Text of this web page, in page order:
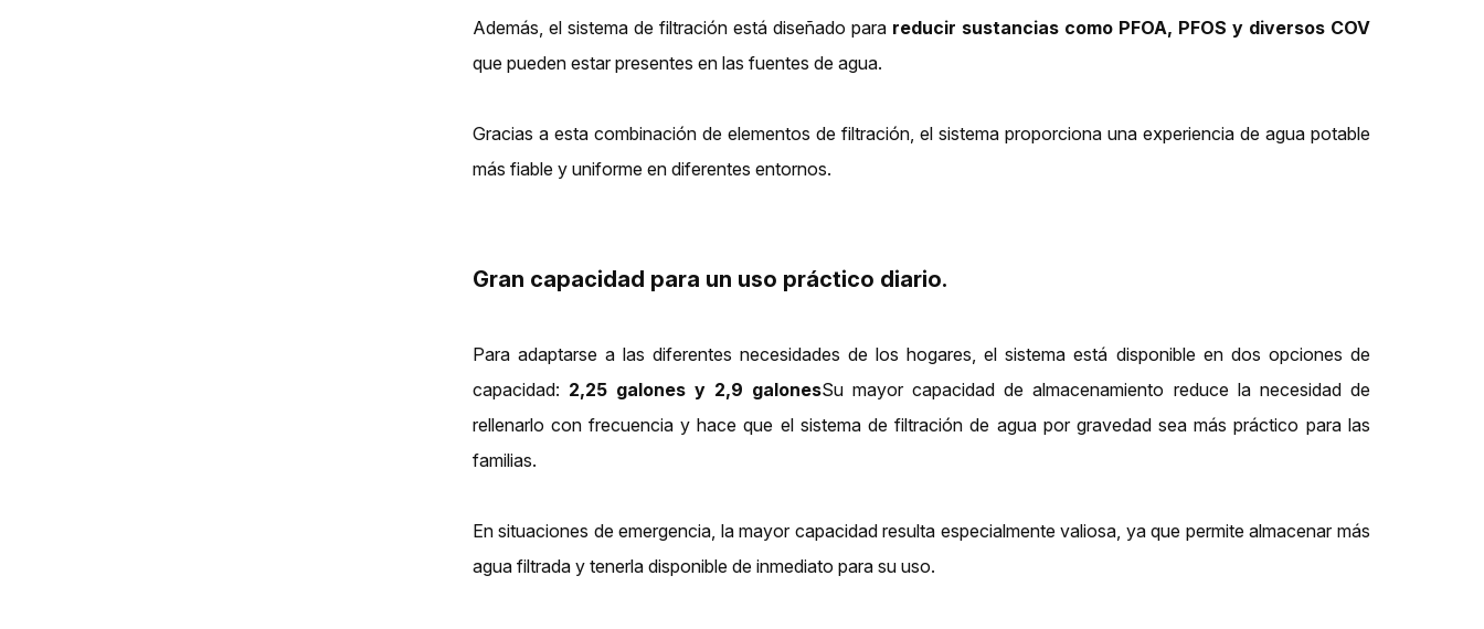
Además, el sistema de filtración está diseñado para reducir sustancias como PFOA, PFOS y diversos COV
que pueden estar presentes en las fuentes de agua.
Gracias a esta combinación de elementos de filtración, el sistema proporciona una experiencia de agua potable
más fiable y uniforme en diferentes entornos.
Gran capacidad para un uso práctico diario.
Para adaptarse a las diferentes necesidades de los hogares, el sistema está disponible en dos opciones de
capacidad: 2,25 galones y 2,9 galonesSu mayor capacidad de almacenamiento reduce la necesidad de
rellenarlo con frecuencia y hace que el sistema de filtración de agua por gravedad sea más práctico para las
familias.
En situaciones de emergencia, la mayor capacidad resulta especialmente valiosa, ya que permite almacenar más
agua filtrada y tenerla disponible de inmediato para su uso.